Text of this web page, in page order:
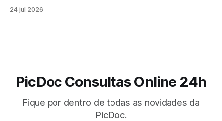
parte da rotina. Nem sempre é sobre não dormir nada. Às
24 jul 2026
PicDoc Consultas Online 24h
Fique por dentro de todas as novidades da
PicDoc.